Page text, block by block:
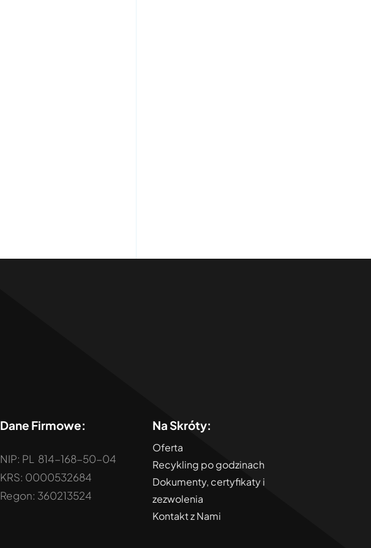
Dane Firmowe:
NIP: PL 814-168-50-04
KRS: 0000532684
Regon: 360213524
Na Skróty:
Oferta
Recykling po godzinach
Dokumenty, certyfikaty i
zezwolenia
Kontakt z Nami